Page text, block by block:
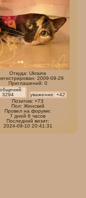
Откуда: Ukraine
: 2009-09-29
Приглашений: 0
3294
уважение: +42
Позитив: +73
Пол: Женский
Провел на форуме:
7 дней 6 часов
Последний визит:
2024-09-10 20:41:31